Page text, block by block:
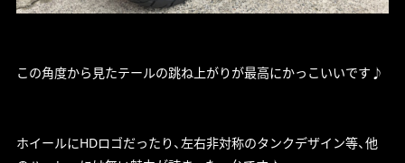
この角度から見たテールの跳ね上がりが最高にかっこいいです♪
ホイールにHDロゴだったり、左右非対称のタンクデザイン等、他